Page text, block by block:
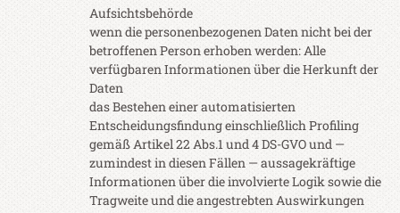
Aufsichtsbehörde
wenn die personenbezogenen Daten nicht bei der
betroffenen Person erhoben werden: Alle
verfügbaren Informationen über die Herkunft der
Daten
das Bestehen einer automatisierten
Entscheidungsfindung einschließlich Profiling
gemäß Artikel 22 Abs.1 und 4 DS-GVO und —
zumindest in diesen Fällen — aussagekräftige
Informationen über die involvierte Logik sowie die
Tragweite und die angestrebten Auswirkungen